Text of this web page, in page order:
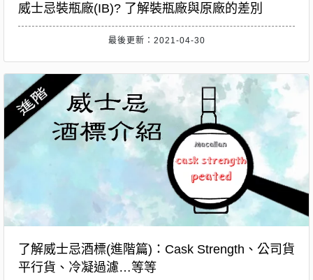
威士忌裝瓶廠(IB)? 了解裝瓶廠與原廠的差別
最後更新：2021-04-30
了解威士忌酒標(進階篇)：Cask Strength、公司貨
平行貨、冷凝過濾…等等